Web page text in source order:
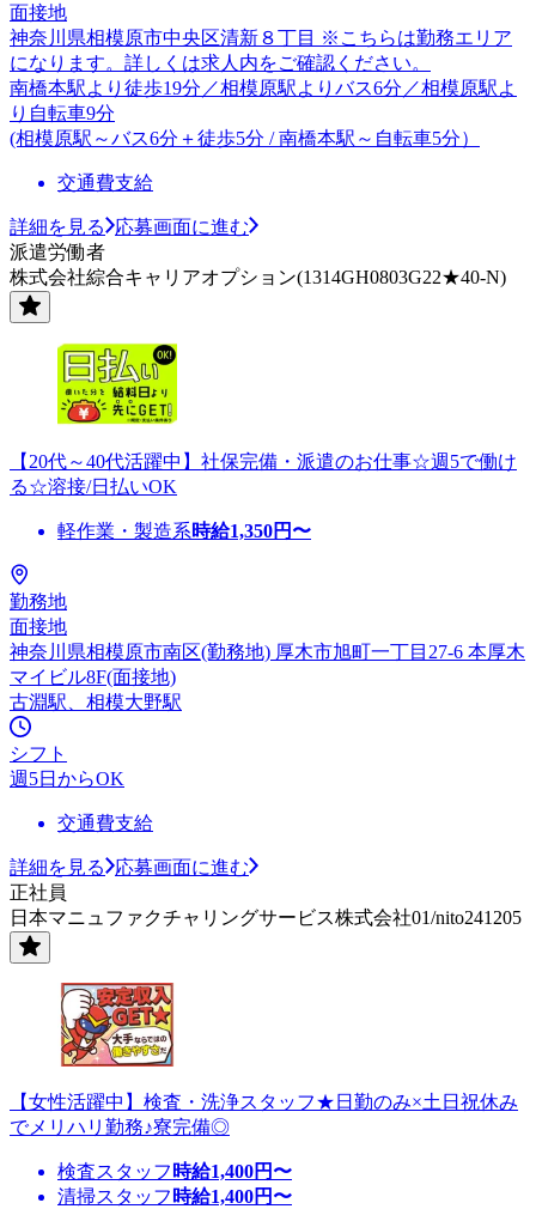
面接地
神奈川県相模原市中央区清新８丁目 ※こちらは勤務エリア
になります。詳しくは求人内をご確認ください。
南橋本駅より徒歩19分／相模原駅よりバス6分／相模原駅よ
り自転車9分
(相模原駅～バス6分＋徒歩5分 / 南橋本駅～自転車5分）
交通費支給
詳細を見る
応募画面に進む
派遣労働者
株式会社綜合キャリアオプション(1314GH0803G22★40-N)
【20代～40代活躍中】社保完備・派遣のお仕事☆週5で働け
る☆溶接/日払いOK
軽作業・製造系時給1,350円〜
勤務地
面接地
神奈川県相模原市南区(勤務地) 厚木市旭町一丁目27-6 本厚木
マイビル8F(面接地)
古淵駅、相模大野駅
シフト
週5日からOK
交通費支給
詳細を見る
応募画面に進む
正社員
日本マニュファクチャリングサービス株式会社01/nito241205
【女性活躍中】検査・洗浄スタッフ★日勤のみ×土日祝休み
でメリハリ勤務♪寮完備◎
検査スタッフ 時給1,400円〜
清掃スタッフ 時給1,400円〜